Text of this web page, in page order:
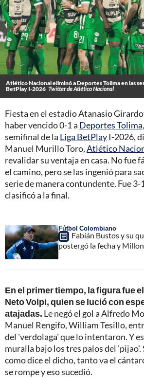
Atlético Nacional eliminó a Deportes Tolima en las
BetPlay I-2026 Twitter de Atlético Nacional
Fiesta en el estadio Atanasio
haber vencido 0-1 a Deportes Tolima
semifinal de la Liga BetPlayI-2026,
Manuel Murillo Toro,Atlético
revalidar su ventaja en casa. No fue
el camino, pero se las ingenió para
serie de manera contundente. Fue
clasificó a la final.
Fútbol Colombiano
Fabián Bustos y su
postergó la fecha y
En el primer tiempo, la figura fue
Neto Volpi, quien se lució con
atajadas. Le negó el gol a Alfredo
Manuel Rengifo, William Tesillo,
del 'verdolaga' que lo intentaron. Y
muralla bajo los tres palos del 'pijao'.
como dice el dicho, tanto va el
se rompe y eso sucedió.